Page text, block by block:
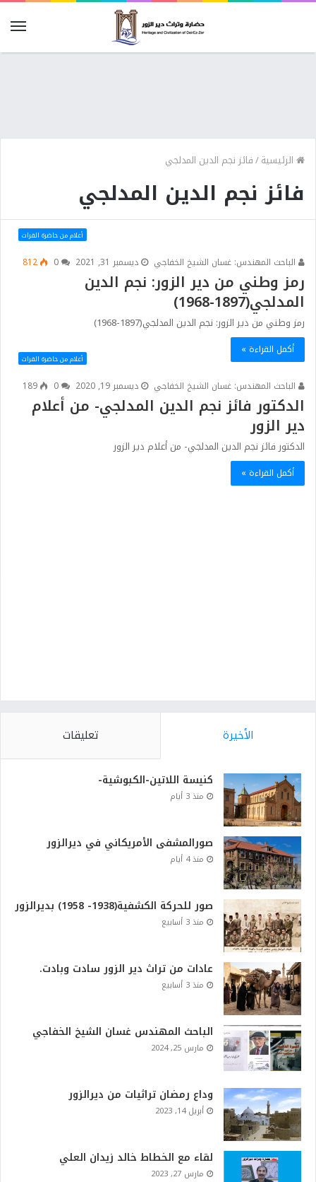
الرئيسية/فائز نجم الدين المدلجي
فائز نجم الدين المدلجي
أعلام من حاضرة الفرات
الباحث المهندس: غسان الشيخ الخفاجي ديسمبر 31, 2021 812
رمز وطني من دير الزور: نجم الدين
المدلجي(1897-1968)
رمز وطني من دير الزور: نجم الدين المدلجي(1897-1968)
أكمل القراءة »
أعلام من حاضرة الفرات
الباحث المهندس: غسان الشيخ الخفاجي ديسمبر 19, 2020 189
الدكتور فائز نجم الدين المدلجي- من أعلام
دير الزور
الدكتور فائز نجم الدين المدلجي- من أعلام دير الزور
أكمل القراءة »
الأخيرة تعليقات
كنيسة اللاتين-الكبوشية-
منذ 3 أيام
صورالمشفى الأمريكاني في ديرالزور
منذ 4 أيام
صور للحركة الكشفية(1938- 1958) بديرالزور
منذ 3 أسابيع
عادات من تراث دير الزور سادت وبادت.
منذ 3 أسابيع
الباحث المهندس غسان الشيخ الخفاجي
مارس 25, 2024
وداع رمضان تراثيات من ديرالزور
أبريل 14, 2023
لقاء مع الخطاط خالد زيدان العلي
مارس 27, 2023